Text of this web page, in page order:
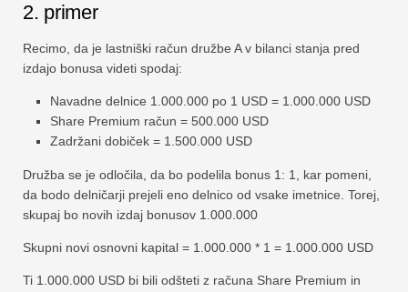
2. primer
Recimo, da je lastniški račun družbe A v bilanci stanja pred
izdajo bonusa videti spodaj:
Navadne delnice 1.000.000 po 1 USD = 1.000.000 USD
Share Premium račun = 500.000 USD
Zadržani dobiček = 1.500.000 USD
Družba se je odločila, da bo podelila bonus 1: 1, kar pomeni,
da bodo delničarji prejeli eno delnico od vsake imetnice. Torej,
skupaj bo novih izdaj bonusov 1.000.000
Skupni novi osnovni kapital = 1.000.000 * 1 = 1.000.000 USD
Ti 1.000.000 USD bi bili odšteti z računa Share Premium in